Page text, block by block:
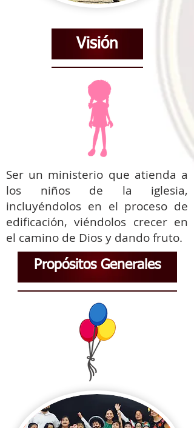
Visión
Ser un ministerio que atienda a
los niños de la iglesia,
incluyéndolos en el proceso de
edificación, viéndolos crecer en
el camino de Dios y dando fruto.
Propósitos Generales